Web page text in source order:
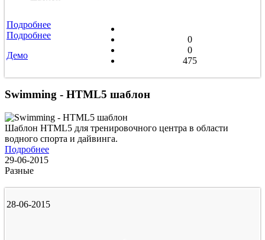
Подробнее
Подробнее
Демо
0
0
475
Swimming - HTML5 шаблон
Шаблон HTML5 для тренировочного центра в области
водного спорта и дайвинга.
Подробнее
29-06-2015
Разные
28-06-2015